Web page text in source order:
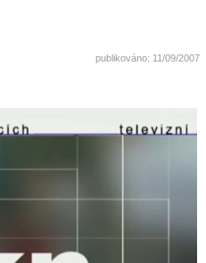
publikováno: 11/09/2007